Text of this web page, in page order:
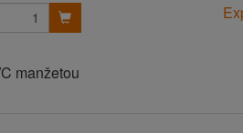
manžetou